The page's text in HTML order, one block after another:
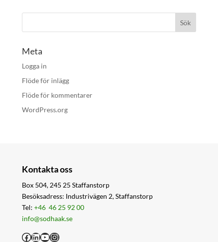
Meta
Logga in
Flöde för inlägg
Flöde för kommentarer
WordPress.org
Kontakta oss
Box 504, 245 25 Staffanstorp
Besöksadress: Industrivägen 2, Staffanstorp
Tel: +46 46 25 92 00
info@sodhaak.se
Facebook
LinkedIn
YouTube
Instagram